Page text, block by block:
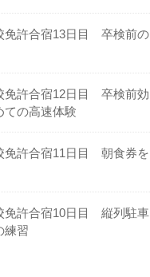
免許合宿13日目 卒検前の
免許合宿12日目 卒検前効
ての高速体験
免許合宿11日目 朝食券を
免許合宿10日目 縦列駐車
練習